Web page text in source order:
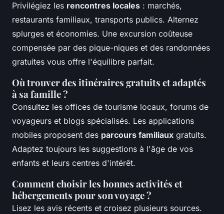
Privilégiez les rencontres locales : marchés,
restaurants familiaux, transports publics. Alternez
splurges et économies. Une excursion coûteuse
compensée par des pique-niques et des randonnées
gratuites vous offre l'équilibre parfait.
Où trouver des itinéraires gratuits et adaptés
à sa famille ?
Consultez les offices de tourisme locaux, forums de
voyageurs et blogs spécialisés. Les applications
mobiles proposent des parcours familiaux gratuits.
Adaptez toujours les suggestions à l'âge de vos
enfants et leurs centres d'intérêt.
Comment choisir les bonnes activités et
hébergements pour son voyage ?
Lisez les avis récents et croisez plusieurs sources.